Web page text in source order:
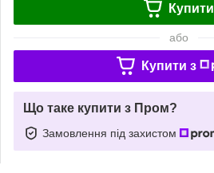
Купити
або
Купити з
Що таке купити з Пром?
Замовлення під захистом